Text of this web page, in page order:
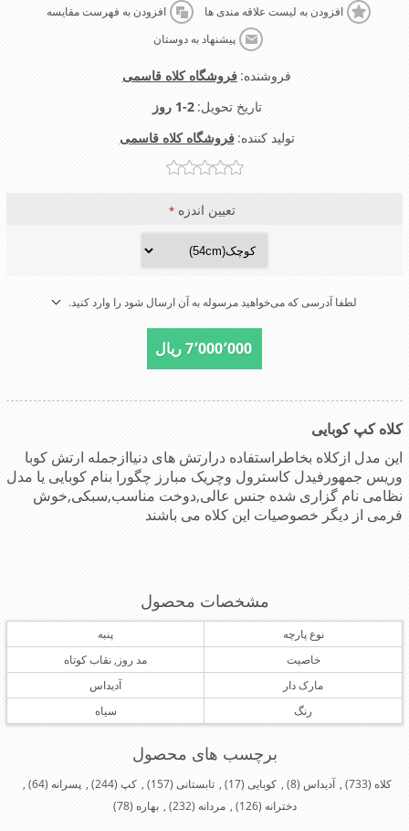
افزودن به لیست علاقه مندی ها افزودن به فهرست مقایسه
پیشنهاد به دوستان
فروشنده: فروشگاه کلاه قاسمی
تاریخ تحویل: 1-2 روز
تولید کننده: فروشگاه کلاه قاسمی
تعیین اندزه*
لطفا آدرسی که می‌خواهید مرسوله به آن ارسال شود را وارد کنید.
7٬000٬000 ریال
کلاه کپ کوبایی
این مدل ازکلاه بخاطراستفاده درارتش های دنیاازجمله ارتش کوبا
وریس جمهورفیدل کاسترول وچریک مبارز چگورا بنام کوبایی یا مدل
نظامی نام گزاری شده جنس عالی,دوخت مناسب,سبکی,خوش
فرمی از دیگر خصوصیات این کلاه می باشند
مشخصات محصول
نوع پارچه
پنبه
خاصیت
مد روز, نقاب کوتاه
مارک دار
آدیداس
رنگ
سیاه
برچسب های محصول
کلاه (733)
, آدیداس (8)
, کوبایی (17)
, تابستانی (157)
, کپ (244)
, پسرانه (64)
,
دخترانه (126)
, مردانه (232)
, بهاره (78)